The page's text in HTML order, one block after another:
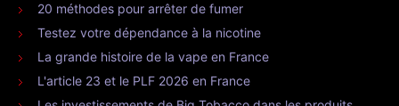
20 méthodes pour arrêter de fumer
Testez votre dépendance à la nicotine
La grande histoire de la vape en France
L'article 23 et le PLF 2026 en France